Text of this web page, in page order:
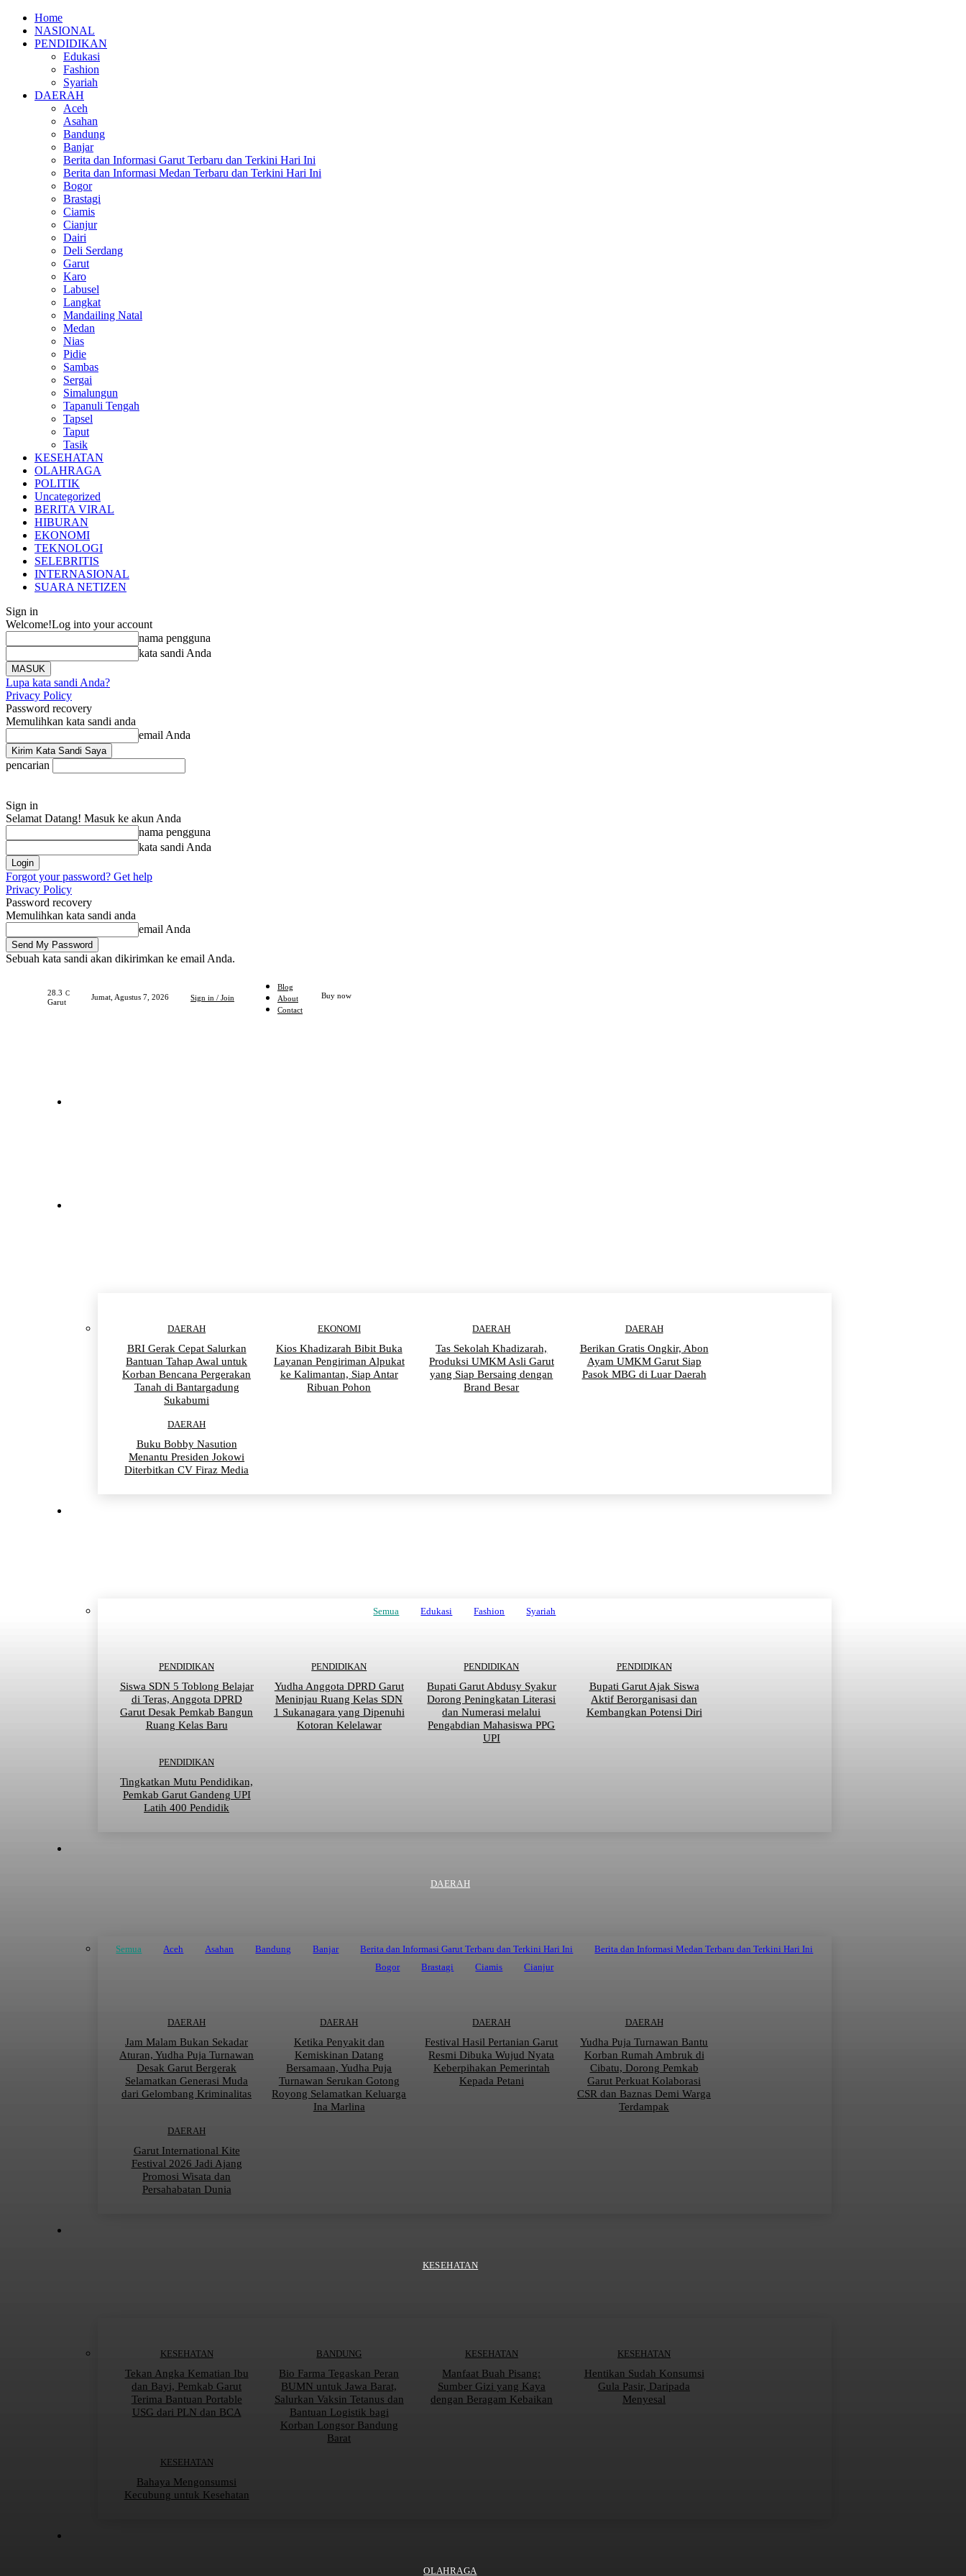
Home
NASIONAL
PENDIDIKAN
Edukasi
Fashion
Syariah
DAERAH
Aceh
Asahan
Bandung
Banjar
Berita dan Informasi Garut Terbaru dan Terkini Hari Ini
Berita dan Informasi Medan Terbaru dan Terkini Hari Ini
Bogor
Brastagi
Ciamis
Cianjur
Dairi
Deli Serdang
Garut
Karo
Labusel
Langkat
Mandailing Natal
Medan
Nias
Pidie
Sambas
Sergai
Simalungun
Tapanuli Tengah
Tapsel
Taput
Tasik
KESEHATAN
OLAHRAGA
POLITIK
Uncategorized
BERITA VIRAL
HIBURAN
EKONOMI
TEKNOLOGI
SELEBRITIS
INTERNASIONAL
SUARA NETIZEN
Sign in
Welcome!Log into your account
nama pengguna
kata sandi Anda
Lupa kata sandi Anda?
Privacy Policy
Password recovery
Memulihkan kata sandi anda
email Anda
pencarian
Sign in
Selamat Datang! Masuk ke akun Anda
nama pengguna
kata sandi Anda
Forgot your password? Get help
Privacy Policy
Password recovery
Memulihkan kata sandi anda
email Anda
Sebuah kata sandi akan dikirimkan ke email Anda.
28.3 C
Garut
Jumat, Agustus 7, 2026 Sign in / Join
Blog
About
Contact
Buy now
DAERAH
BRI Gerak Cepat Salurkan
Bantuan Tahap Awal untuk
Korban Bencana Pergerakan
Tanah di Bantargadung
Sukabumi
EKONOMI
Kios Khadizarah Bibit Buka
Layanan Pengiriman Alpukat
ke Kalimantan, Siap Antar
Ribuan Pohon
DAERAH
Tas Sekolah Khadizarah,
Produksi UMKM Asli Garut
yang Siap Bersaing dengan
Brand Besar
DAERAH
Berikan Gratis Ongkir, Abon
Ayam UMKM Garut Siap
Pasok MBG di Luar Daerah
DAERAH
Buku Bobby Nasution
Menantu Presiden Jokowi
Diterbitkan CV Firaz Media
Semua Edukasi Fashion Syariah
PENDIDIKAN
Siswa SDN 5 Toblong Belajar
di Teras, Anggota DPRD
Garut Desak Pemkab Bangun
Ruang Kelas Baru
PENDIDIKAN
Yudha Anggota DPRD Garut
Meninjau Ruang Kelas SDN
1 Sukanagara yang Dipenuhi
Kotoran Kelelawar
PENDIDIKAN
Bupati Garut Abdusy Syakur
Dorong Peningkatan Literasi
dan Numerasi melalui
Pengabdian Mahasiswa PPG
UPI
PENDIDIKAN
Bupati Garut Ajak Siswa
Aktif Berorganisasi dan
Kembangkan Potensi Diri
PENDIDIKAN
Tingkatkan Mutu Pendidikan,
Pemkab Garut Gandeng UPI
Latih 400 Pendidik
DAERAH
Semua Aceh Asahan Bandung Banjar Berita dan Informasi Garut Terbaru dan Terkini Hari Ini
Berita dan Informasi Medan Terbaru dan Terkini Hari Ini
Bogor
Brastagi Ciamis Cianjur
DAERAH
Jam Malam Bukan Sekadar
Aturan, Yudha Puja Turnawan
Desak Garut Bergerak
Selamatkan Generasi Muda
dari Gelombang Kriminalitas
DAERAH
Ketika Penyakit dan
Kemiskinan Datang
Bersamaan, Yudha Puja
Turnawan Serukan Gotong
Royong Selamatkan Keluarga
Ina Marlina
DAERAH
Festival Hasil Pertanian Garut
Resmi Dibuka Wujud Nyata
Keberpihakan Pemerintah
Kepada Petani
DAERAH
Yudha Puja Turnawan Bantu
Korban Rumah Ambruk di
Cibatu, Dorong Pemkab
Garut Perkuat Kolaborasi
CSR dan Baznas Demi Warga
Terdampak
DAERAH
Garut International Kite
Festival 2026 Jadi Ajang
Promosi Wisata dan
Persahabatan Dunia
KESEHATAN
KESEHATAN
Tekan Angka Kematian Ibu
dan Bayi, Pemkab Garut
Terima Bantuan Portable
USG dari PLN dan BCA
BANDUNG
Bio Farma Tegaskan Peran
BUMN untuk Jawa Barat,
Salurkan Vaksin Tetanus dan
Bantuan Logistik bagi
Korban Longsor Bandung
Barat
KESEHATAN
Manfaat Buah Pisang:
Sumber Gizi yang Kaya
dengan Beragam Kebaikan
KESEHATAN
Hentikan Sudah Konsumsi
Gula Pasir, Daripada
Menyesal
KESEHATAN
Bahaya Mengonsumsi
Kecubung untuk Kesehatan
OLAHRAGA